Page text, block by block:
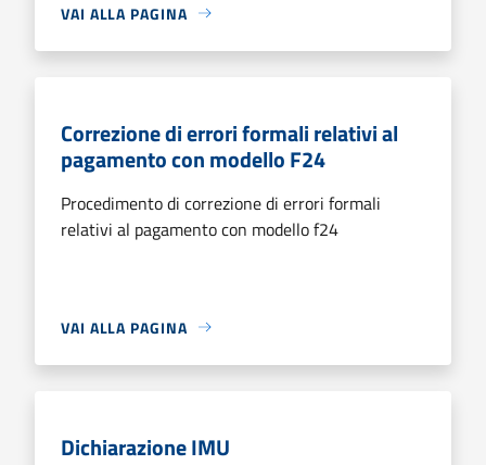
VAI ALLA PAGINA
Correzione di errori formali relativi al
pagamento con modello F24
Procedimento di correzione di errori formali
relativi al pagamento con modello f24
VAI ALLA PAGINA
Dichiarazione IMU